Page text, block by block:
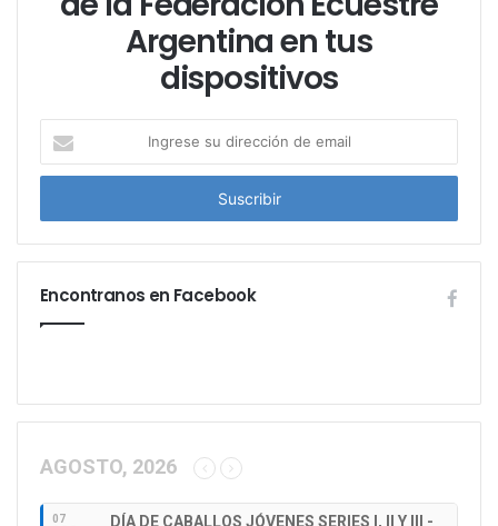
Argentina en tus
dispositivos
g
e
s
s
e
c
ó
Encontranos en Facebook
AGOSTO, 2026
07
DÍA DE CABALLOS JÓVENES SERIES I, II Y III -